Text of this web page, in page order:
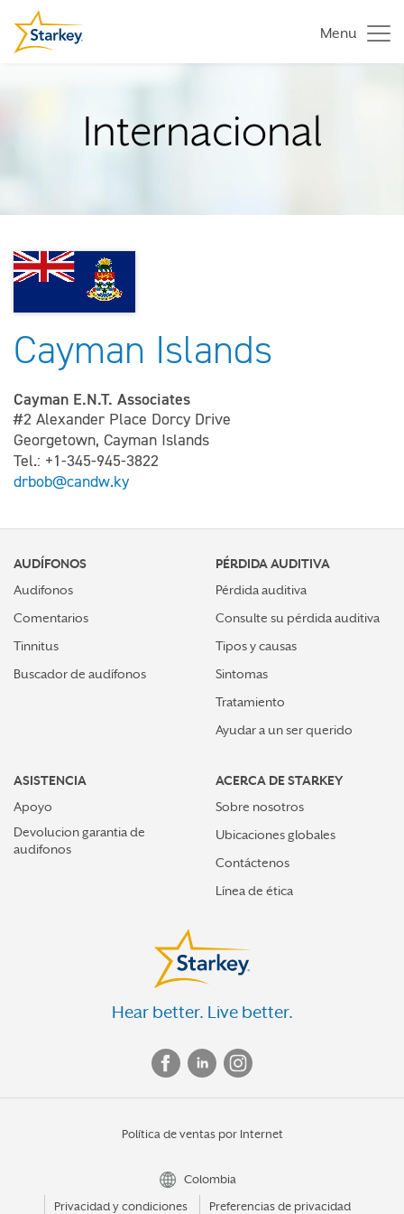
Menu
Internacional
Cayman Islands
Cayman E.N.T. Associates
#2 Alexander Place Dorcy Drive
Georgetown, Cayman Islands
Tel.: +1-345-945-3822
drbob@candw.ky
AUDÍFONOS
Audifonos
Comentarios
Tinnitus
Buscador de audífonos
PÉRDIDA AUDITIVA
Pérdida auditiva
Consulte su pérdida auditiva
Tipos y causas
Sintomas
Tratamiento
Ayudar a un ser querido
ASISTENCIA
Apoyo
Devolucion garantia de
audifonos
ACERCA DE STARKEY
Sobre nosotros
Ubicaciones globales
Contáctenos
Línea de ética
Hear better. Live better.
Política de ventas por Internet
Colombia
Privacidad y condiciones
Preferencias de privacidad